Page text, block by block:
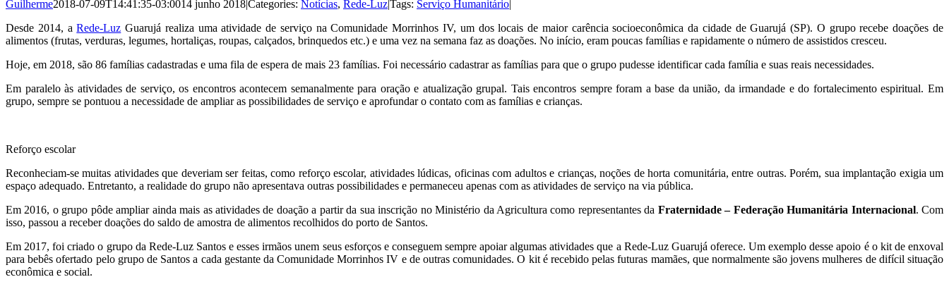
Guilherme2018-07-09T14:41:35-03:0014 junho 2018|Categories: Notícias, Rede-Luz|Tags: Serviço Humanitário|
Desde 2014, aRede-Luz Guarujá realiza uma atividade de serviço na Comunidade Morrinhos IV, um dos locais de maior carência socioeconômica da cidade de Guarujá (SP). O grupo recebe doações de
alimentos (frutas, verduras, legumes, hortaliças, roupas, calçados, brinquedos etc.) e uma vez na semana faz as doações. No início, eram poucas famílias e rapidamente o número de assistidos cresceu.
Hoje, em 2018, são 86 famílias cadastradas e uma fila de espera de mais 23 famílias. Foi necessário cadastrar as famílias para que o grupo pudesse identificar cada família e suas reais necessidades.
Em paralelo às atividades de serviço, os encontros acontecem semanalmente para oração e atualização grupal. Tais encontros sempre foram a base da união, da irmandade e do fortalecimento espiritual. Em
grupo, sempre se pontuou a necessidade de ampliar as possibilidades de serviço e aprofundar o contato com as famílias e crianças.
Reforço escolar
Reconheciam-se muitas atividades que deveriam ser feitas, como reforço escolar, atividades lúdicas, oficinas com adultos e crianças, noções de horta comunitária, entre outras. Porém, sua implantação exigia um
espaço adequado. Entretanto, a realidade do grupo não apresentava outras possibilidades e permaneceu apenas com as atividades de serviço na via pública.
Em 2016, o grupo pôde ampliar ainda mais as atividades de doação a partir da sua inscrição no Ministério da Agricultura como representantes da Fraternidade – Federação Humanitária Internacional. Com
isso, passou a receber doações do saldo de amostra de alimentos recolhidos do porto de Santos.
Em 2017, foi criado o grupo da Rede-Luz Santos e esses irmãos unem seus esforços e conseguem sempre apoiar algumas atividades que a Rede-Luz Guarujá oferece. Um exemplo desse apoio é o kit de enxoval
para bebês ofertado pelo grupo de Santos a cada gestante da Comunidade Morrinhos IV e de outras comunidades. O kit é recebido pelas futuras mamães, que normalmente são jovens mulheres de difícil situação
econômica e social.